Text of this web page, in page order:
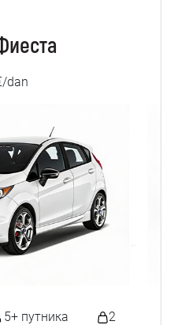
dan
5+ путника 2